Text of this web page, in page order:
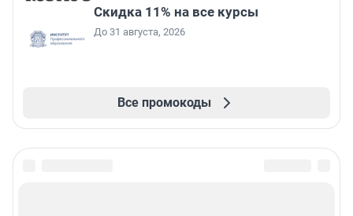
Скидка 11% на все курсы
До 31 августа, 2026
Все промокоды